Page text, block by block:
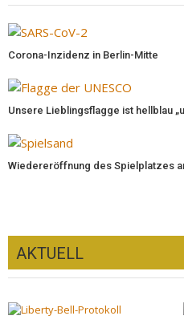
Corona-Inzidenz in Berlin-Mitte
Unsere Lieblingsflagge ist hellblau
Wiedereröffnung des Spielplatzes
AKTUELL